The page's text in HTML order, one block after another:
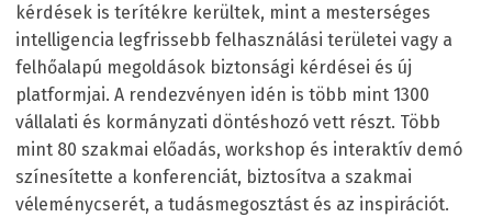
kérdések is terítékre kerültek, mint a mesterséges
intelligencia legfrissebb felhasználási területei vagy a
felhőalapú megoldások biztonsági kérdései és új
platformjai. A rendezvényen idén is több mint 1300
vállalati és kormányzati döntéshozó vett részt. Több
mint 80 szakmai előadás, workshop és interaktív demó
színesítette a konferenciát, biztosítva a szakmai
véleménycserét, a tudásmegosztást és az inspirációt.